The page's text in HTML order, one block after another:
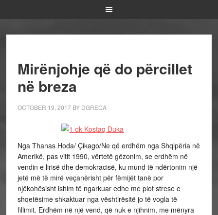
Mirënjohje që do përcillet
në breza
OCTOBER 19, 2017BY DGRECA
Nga Thanas Hoda/ Çikago/Ne që erdhëm nga Shqipëria në
Amerikë, pas vitit 1990, vërtetë gëzonim, se erdhëm në
vendin e lirisë dhe demokracisë, ku mund të ndërtonim një
jetë më të mirë veçanërisht për fëmijët tanë por
njëkohësisht ishim të ngarkuar edhe me plot strese e
shqetësime shkaktuar nga vështirësitë jo të vogla të
fillimit. Erdhëm në një vend, që nuk e njihnim, me mënyra